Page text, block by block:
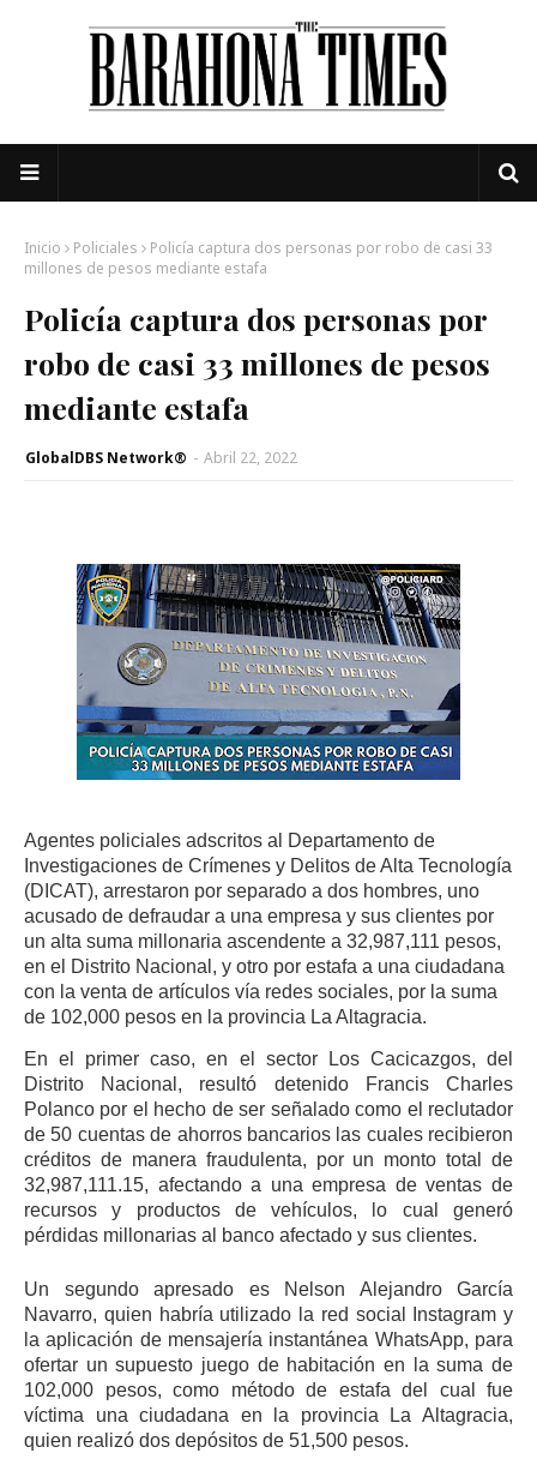
Inicio Policiales
Policía captura dos personas por robo de casi 33
millones de pesos mediante estafa
Policía captura dos personas por
robo de casi 33 millones de pesos
mediante estafa
GlobalDBS Network® - Abril 22, 2022
Agentes policiales adscritos al Departamento de
Investigaciones de Crímenes y Delitos de Alta Tecnología
(DICAT), arrestaron por separado a dos hombres, uno
acusado de defraudar a una empresa y sus clientes por
un alta suma millonaria ascendente a 32,987,111 pesos,
en el Distrito Nacional, y otro por estafa a una ciudadana
con la venta de artículos vía redes sociales, por la suma
de 102,000 pesos en la provincia La Altagracia.
En el primer caso, en el sector Los Cacicazgos, del
Distrito Nacional, resultó detenido Francis Charles
Polanco por el hecho de ser señalado como el reclutador
de 50 cuentas de ahorros bancarios las cuales recibieron
créditos de manera fraudulenta, por un monto total de
32,987,111.15, afectando a una empresa de ventas de
recursos y productos de vehículos, lo cual generó
pérdidas millonarias al banco afectado y sus clientes.
Un segundo apresado es Nelson Alejandro García
Navarro, quien habría utilizado la red social Instagram y
la aplicación de mensajería instantánea WhatsApp, para
ofertar un supuesto juego de habitación en la suma de
102,000 pesos, como método de estafa del cual fue
víctima una ciudadana en la provincia La Altagracia,
quien realizó dos depósitos de 51,500 pesos.